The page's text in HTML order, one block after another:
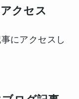
クセス
にアクセスし